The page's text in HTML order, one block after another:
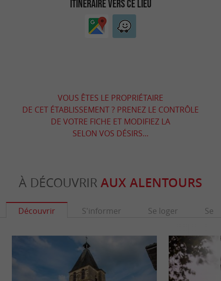
ITINÉRAIRE VERS CE LIEU
VOUS ÊTES LE PROPRIÉTAIRE
DE CET ÉTABLISSEMENT ? PRENEZ LE CONTRÔLE
DE VOTRE FICHE ET MODIFIEZ LA
SELON VOS DÉSIRS...
À DÉCOUVRIR AUX ALENTOURS
Découvrir S'informer Se loger Se